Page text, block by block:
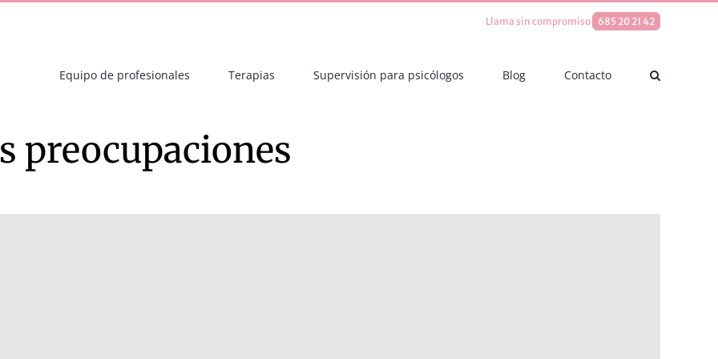
Llama sin compromiso 685 20 21 42
Equipo de profesionales Terapias Supervisión para psicólogos Blog Contacto
preocupaciones